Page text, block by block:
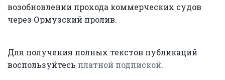
возобновлении прохода коммерческих судов
через Ормузский пролив.
Для получения полных текстов публикаций
воспользуйтесь платной подпиской.